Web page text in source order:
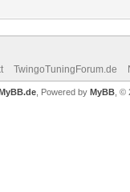
TwingoTuningForum.de
, Powered by MyBB ,